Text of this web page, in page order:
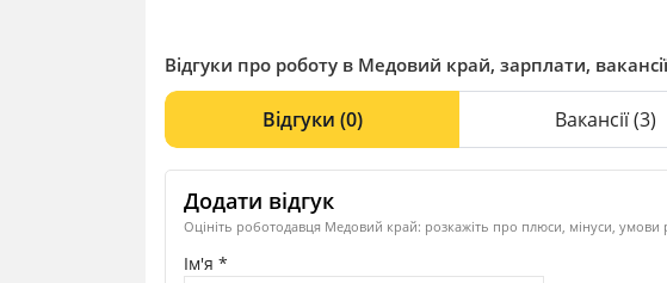
Відгуки про роботу в Медовий край, зарплати, вакансії
Відгуки (0) Вакансії(3)
Додати відгук
Оцініть роботодавця Медовий край: розкажіть про плюси, мінуси, умови
Ім'я *